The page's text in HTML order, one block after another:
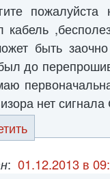
кабель
быть
до
нет
: 01.12.2013 в